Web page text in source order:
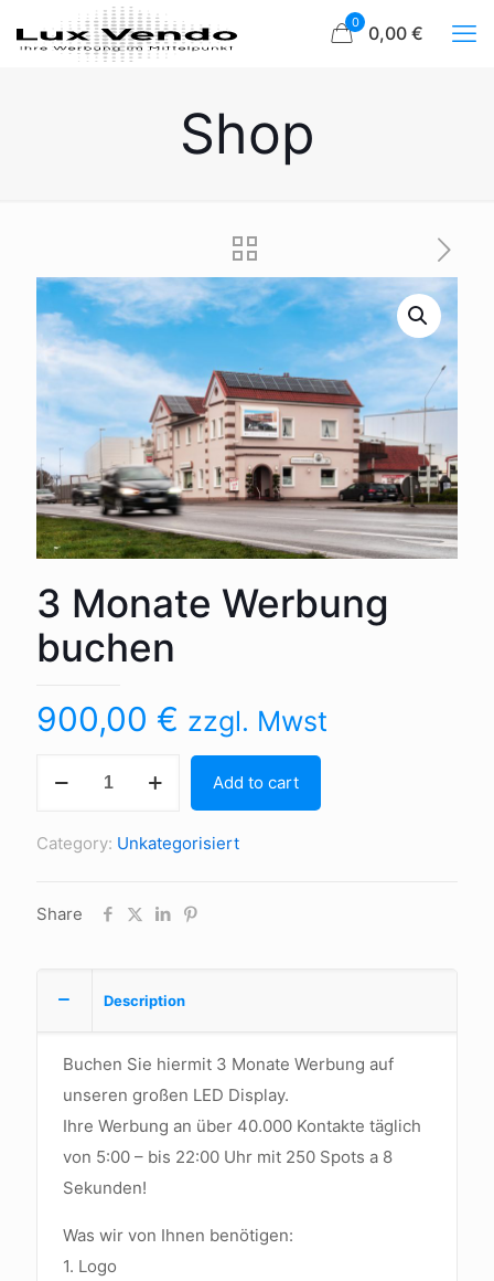
0 0,00 €
Shop
3 Monate Werbung
buchen
900,00 € zzgl. Mwst
Add to cart
Category: Unkategorisiert
Share
Description
Buchen Sie hiermit 3 Monate Werbung auf
unseren großen LED Display.
Ihre Werbung an über 40.000 Kontakte täglich
von 5:00 – bis 22:00 Uhr mit 250 Spots a 8
Sekunden!
Was wir von Ihnen benötigen:
1. Logo